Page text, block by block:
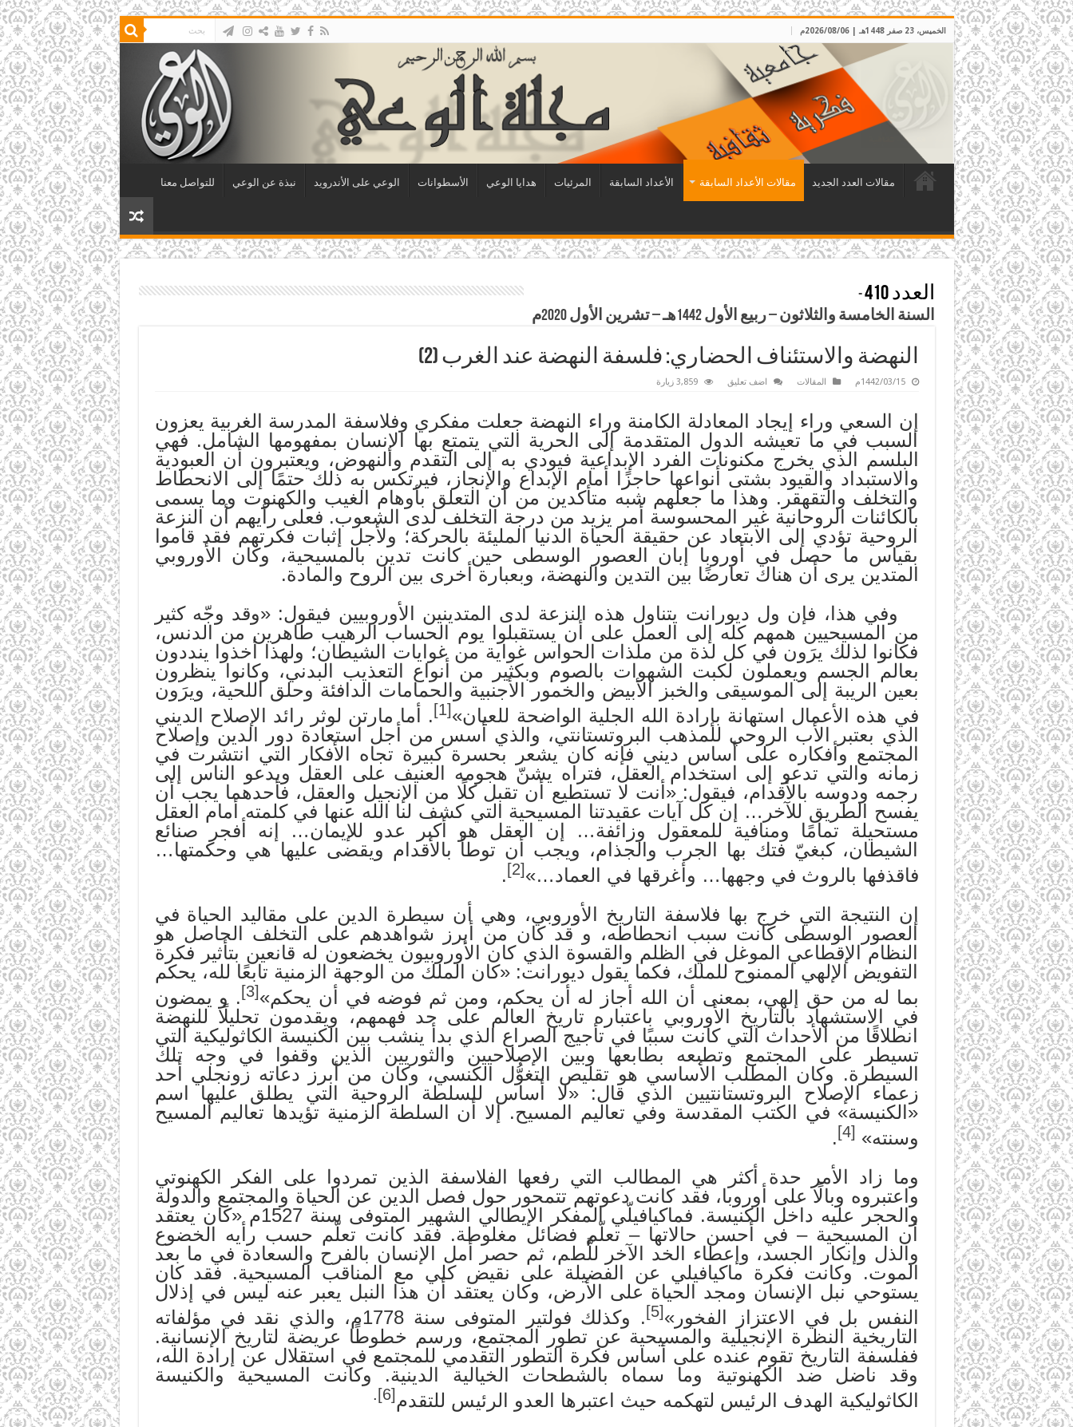
الخميس، 23 صفر 1448هـ | 2026/08/06م
مقالات العدد الجديد مقالات الأعداد السابقة الأعداد السابقة المرئيات هدايا الوعي الأسطوانات الوعي على الأندرويد نبذة عن الوعي للتواصل معنا
العدد 410
-
السنة الخامسة والثلاثون – ربيع الأول 1442هـ – تشرين الأول 2020م
النهضة والاستئناف الحضاري: فلسفة النهضة عند الغرب (2)
1442/03/15م المقالات اضف تعليق 3,859 زيارة
إن السعي وراء إيجاد المعادلة الكامنة وراء النهضة جعلت مفكري وفلاسفة المدرسة الغربية يعزون
السبب في ما تعيشه الدول المتقدمة إلى الحرية التي يتمتع بها الإنسان بمفهومها الشامل. فهي
البلسم الذي يخرج مكنونات الفرد الإبداعية فيودي به إلى التقدم والنهوض، ويعتبرون أن العبودية
والاستبداد والقيود بشتى أنواعها حاجزًا أمام الإبداع والإنجاز، فيرتكس به ذلك حتمًا إلى الانحطاط
والتخلف والتقهقر. وهذا ما جعلهم شبه متأكدين من أن التعلق بأوهام الغيب والكهنوت وما يسمى
بالكائنات الروحانية غير المحسوسة أمر يزيد من درجة التخلف لدى الشعوب. فعلى رأيهم أن النزعة
الروحية تؤدي إلى الابتعاد عن حقيقة الحياة الدنيا المليئة بالحركة؛ ولأجل إثبات فكرتهم فقد قاموا
بقياس ما حصل في أوروبا إبان العصور الوسطى حين كانت تدين بالمسيحية، وكان الأوروبي
المتدين يرى أن هناك تعارضًا بين التدين والنهضة، وبعبارة أخرى بين الروح والمادة.
وفي هذا، فإن ول ديورانت يتناول هذه النزعة لدى المتدينين الأوروبيين فيقول: «وقد وجّه كثير
من المسيحيين همهم كله إلى العمل على أن يستقبلوا يوم الحساب الرهيب طاهرين من الدنس،
فكانوا لذلك يرَون في كل لذة من ملذات الحواس غواية من غوايات الشيطان؛ ولهذا أخذوا ينددون
بعالم الجسم ويعملون لكبت الشهوات بالصوم وبكثير من أنواع التعذيب البدني، وكانوا ينظرون
بعين الريبة إلى الموسيقى والخبز الأبيض والخمور الأجنبية والحمامات الدافئة وحلق اللحية، ويرَون
في هذه الأعمال استهانة بإرادة الله الجلية الواضحة للعيان»[1]
. أما مارتن لوثر رائد الإصلاح الديني
الذي بعتبر الأب الروحي للمذهب البروتستانتي، والذي أسس من أجل استعادة دور الدين وإصلاح
المجتمع وأفكاره على أساس ديني فإنه كان يشعر بحسرة كبيرة تجاه الأفكار التي انتشرت في
زمانه والتي تدعو إلى استخدام العقل، فتراه يشنّ هجومه العنيف على العقل ويدعو الناس إلى
رجمه ودوسه بالأقدام، فيقول: «أنت لا تستطيع أن تقبل كلًا من الإنجيل والعقل، فأحدهما يجب أن
يفسح الطريق للآخر… إن كل آيات عقيدتنا المسيحية التي كشف لنا الله عنها في كلمته أمام العقل
مستحيلة تمامًا ومنافية للمعقول وزائفة… إن العقل هو أكبر عدو للإيمان… إنه أفجر صنائع
الشيطان، كبغيّ فتك بها الجرب والجذام، ويجب أن توطأ بالأقدام ويقضى عليها هي وحكمتها…
فاقذفها بالروث في وجهها… وأغرقها في العماد…»[2]
.
إن النتيجة التي خرج بها فلاسفة التاريخ الأوروبي، وهي أن سيطرة الدين على مقاليد الحياة في
العصور الوسطى كانت سبب انحطاطه، و قد كان من أبرز شواهدهم على التخلف الحاصل هو
النظام الإقطاعي الموغل في الظلم والقسوة الذي كان الأوروبيون يخضعون له قانعين بتأثير فكرة
التفويض الإلهي الممنوح للملك، فكما يقول ديورانت: «كان الملك من الوجهة الزمنية تابعًا لله، يحكم
بما له من حق إلهي، بمعنى أن الله أجاز له أن يحكم، ومن ثم فوضه في أن يحكم»[3]
. و يمضون
في الاستشهاد بالتاريخ الأوروبي باعتباره تاريخ العالم على حد فهمهم، ويقدمون تحليلًا للنهضة
انطلاقًا من الأحداث التي كانت سببًا في تأجيج الصراع الذي بدأ ينشب بين الكنيسة الكاثوليكية التي
تسيطر على المجتمع وتطبعه بطابعها وبين الإصلاحيين والثوريين الذين وقفوا في وجه تلك
السيطرة. وكان المطلب الأساسي هو تقليص التغوُّل الكنسي، وكان من أبرز دعاته زونجلي أحد
زعماء الإصلاح البروتستانتيين الذي قال: «لا أساس للسلطة الروحية التي يطلق عليها اسم
«الكنيسة» في الكتب المقدسة وفي تعاليم المسيح. إلا أن السلطة الزمنية تؤيدها تعاليم المسيح
وسنته» [4]
.
وما زاد الأمر حدة أكثر هي المطالب التي رفعها الفلاسفة الذين تمردوا على الفكر الكهنوتي
واعتبروه وبالًا على أوروبا، فقد كانت دعوتهم تتمحور حول فصل الدين عن الحياة والمجتمع والدولة
والحجر عليه داخل الكنيسة. فماكيافيلّي المفكر الإيطالي الشهير المتوفى سنة 1527م «كان يعتقد
أن المسيحية – في أحسن حالاتها – تعلّم فضائل مغلوطة. فقد كانت تعلّم حسب رأيه الخضوع
والذل وإنكار الجسد، وإعطاء الخد الآخر للَّطم، ثم حصر أمل الإنسان بالفرح والسعادة في ما بعد
الموت. وكانت فكرة ماكيافيلي عن الفضيلة على نقيض كلي مع المناقب المسيحية. فقد كان
يستوحي نبل الإنسان ومجد الحياة على الأرض، وكان يعتقد أن هذا النبل يعبر عنه ليس في إذلال
النفس بل في الاعتزاز الفخور»[5]
. وكذلك فولتير المتوفى سنة 1778م، والذي نقد في مؤلفاته
التاريخية النظرة الإنجيلية والمسيحية عن تطور المجتمع، ورسم خطوطًا عريضة لتاريخ الإنسانية.
ففلسفة التاريخ تقوم عنده على أساس فكرة التطور التقدمي للمجتمع في استقلال عن إرادة الله،
وقد ناضل ضد الكهنوتية وما سماه بالشطحات الخيالية الدينية. وكانت المسيحية والكنيسة
الكاثوليكية الهدف الرئيس لتهكمه حيث اعتبرها العدو الرئيس للتقدم [6]
.